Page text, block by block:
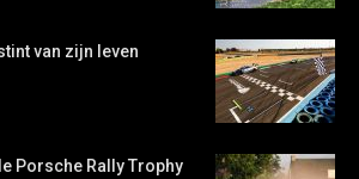
van zijn leven
Porsche Rally Trophy